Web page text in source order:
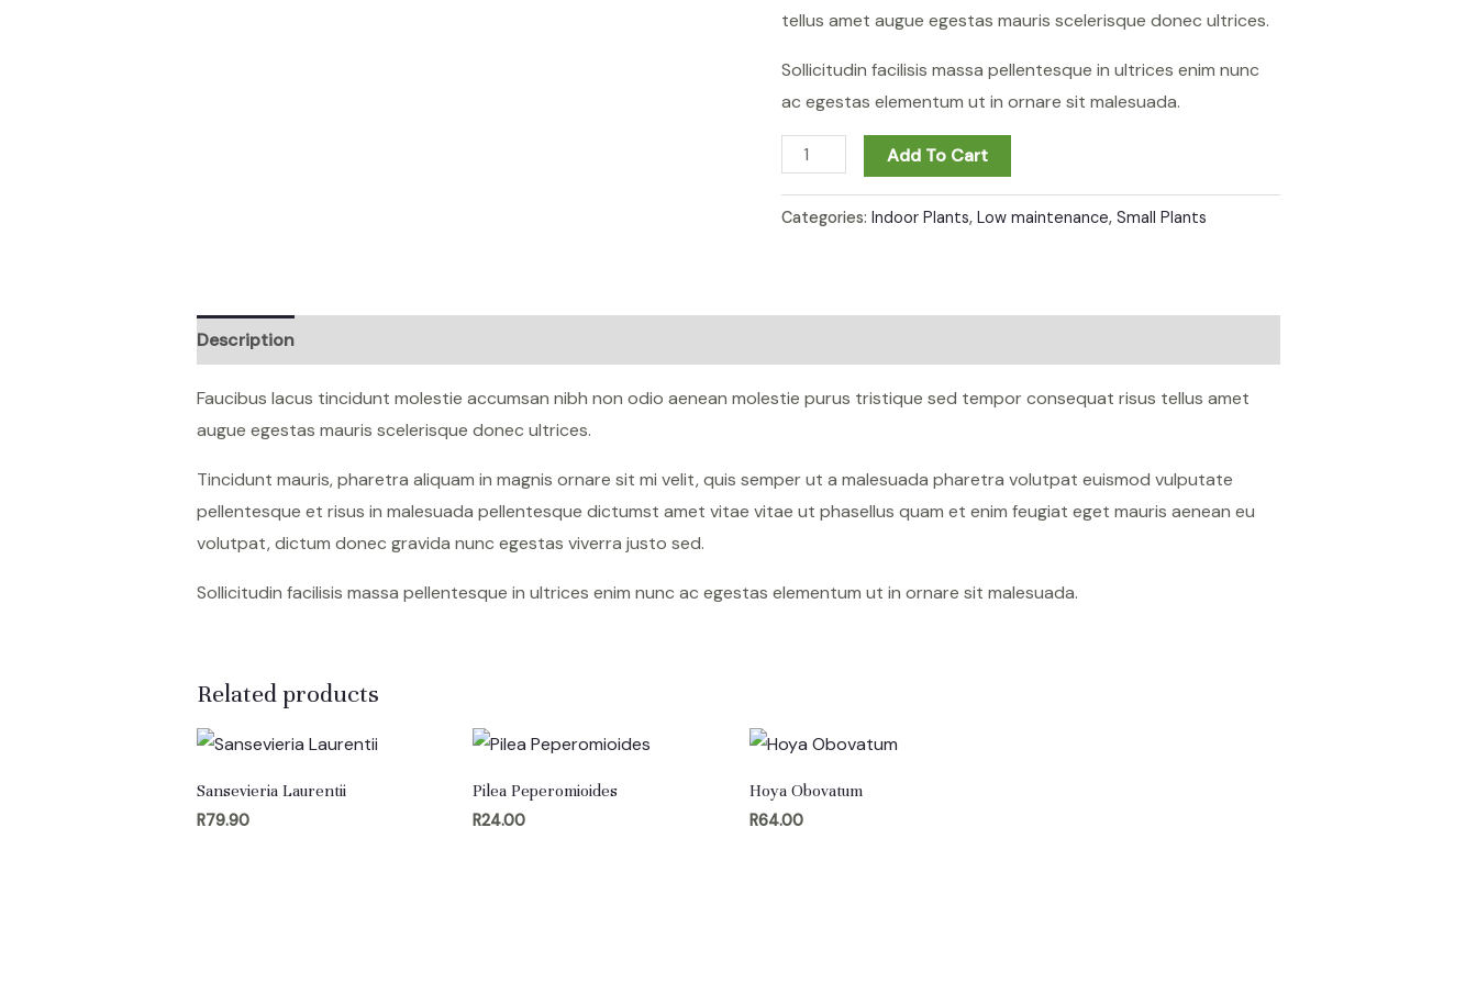
tellus amet augue egestas mauris scelerisque donec ultrices.
Sollicitudin facilisis massa pellentesque in ultrices enim nunc
ac egestas elementum ut in ornare sit malesuada.
Add To Cart
Categories: Indoor Plants, Low maintenance,Small Plants
Description
Faucibus lacus tincidunt molestie accumsan nibh non odio aenean molestie purus tristique sed tempor consequat risus tellus amet
augue egestas mauris scelerisque donec ultrices.
Tincidunt mauris, pharetra aliquam in magnis ornare sit mi velit, quis semper ut a malesuada pharetra volutpat euismod vulputate
pellentesque et risus in malesuada pellentesque dictumst amet vitae vitae ut phasellus quam et enim feugiat eget mauris aenean eu
volutpat, dictum donec gravida nunc egestas viverra justo sed.
Sollicitudin facilisis massa pellentesque in ultrices enim nunc ac egestas elementum ut in ornare sit malesuada.
Related products
Sansevieria Laurentii
R79.90
Pilea Peperomioides
R24.00
Hoya Obovatum
R64.00